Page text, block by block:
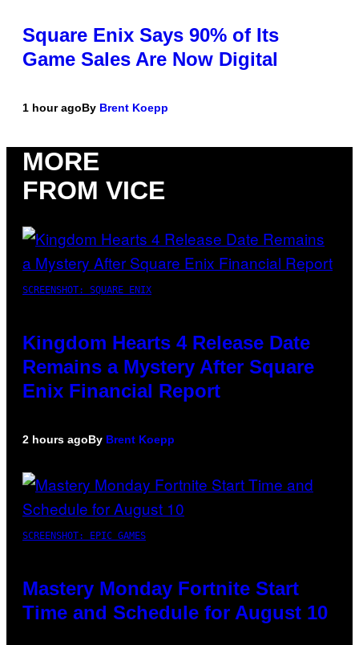
Square Enix Says 90% of Its
Game Sales Are Now Digital
1 hour agoBy Brent Koepp
MORE
FROM VICE
SCREENSHOT: SQUARE ENIX
Kingdom Hearts 4 Release Date
Remains a Mystery After Square
Enix Financial Report
2 hours agoBy Brent Koepp
SCREENSHOT: EPIC GAMES
Mastery Monday Fortnite Start
Time and Schedule for August 10